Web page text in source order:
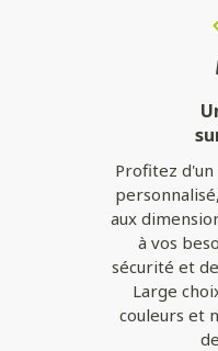
Profitez
aux
à vos
sécurité et
Large
couleurs et